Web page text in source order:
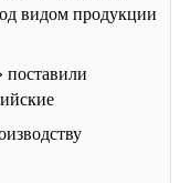
видом продукции
поставили